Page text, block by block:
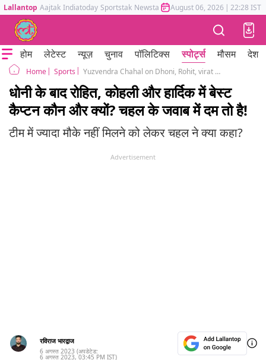
Lallantop Aajtak Indiatoday Sportstak Newstak Mumbai Tak Astrotak
August 06, 2026 | 22:28 IST
होम लेटेस्ट न्यूज़ चुनाव पॉलिटिक्स स्पोर्ट्स मौसम देश
Home Sports Yuzvendra Chahal on Dhoni, Rohit, virat kohli and hardik pandya odi sunb
धोनी के बाद रोहित, कोहली और हार्दिक में बेस्ट
कैप्टन कौन और क्यों? चहल के जवाब में दम तो है!
टीम में ज्यादा मौके नहीं मिलने को लेकर चहल ने क्या कहा?
Advertisement
रविराज भारद्वाज
6 अगस्त 2023 (अपडेटेड:
6 अगस्त 2023, 03:45 PM IST)